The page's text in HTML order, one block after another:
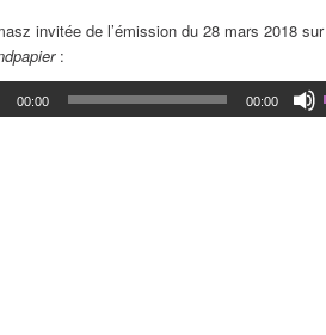
invitée de l’émission du 28 mars 2018 sur
:
00:00 00:00